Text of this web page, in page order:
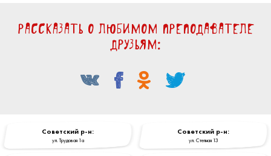
Рассказать о любимом преподавателе
друзьям:
Cоветский р-н:
ул. Трудовая 1a
Cоветский р-н:
ул. Степная 13